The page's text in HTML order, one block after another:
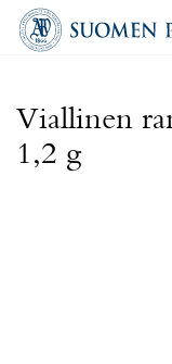
Viallinen
1,2 g